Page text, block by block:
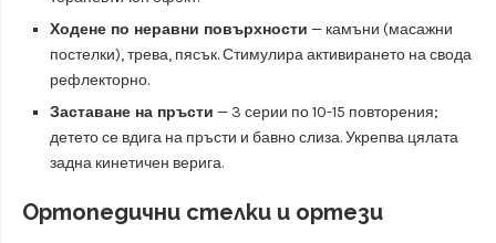
Ходене по неравни повърхности — камъни (масажни
постелки), трева, пясък. Стимулира активирането на свода
рефлекторно.
Заставане на пръсти — 3 серии по 10-15 повторения;
детето се вдига на пръсти и бавно слиза. Укрепва цялата
задна кинетичен верига.
Ортопедични стелки и ортези